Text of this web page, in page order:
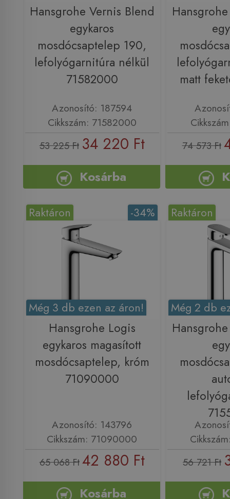
Hansgrohe Vernis Blend
egykaros
mosdócsaptelep 190,
lefolyógarnitúra nélkül
71582000
Azonosító: 187594
Cikkszám: 71582000
53 225 Ft 34 220 Ft
Kosárba
matt
74 573 Ft
-34%
Raktáron
Még 3 db ezen az áron!
Hansgrohe Logis
egykaros magasított
mosdócsaptelep, króm
71090000
Azonosító: 143796
Cikkszám: 71090000
65 068 Ft 42 880 Ft
Kosárba
Raktáron
Még 2 db
56 721 Ft